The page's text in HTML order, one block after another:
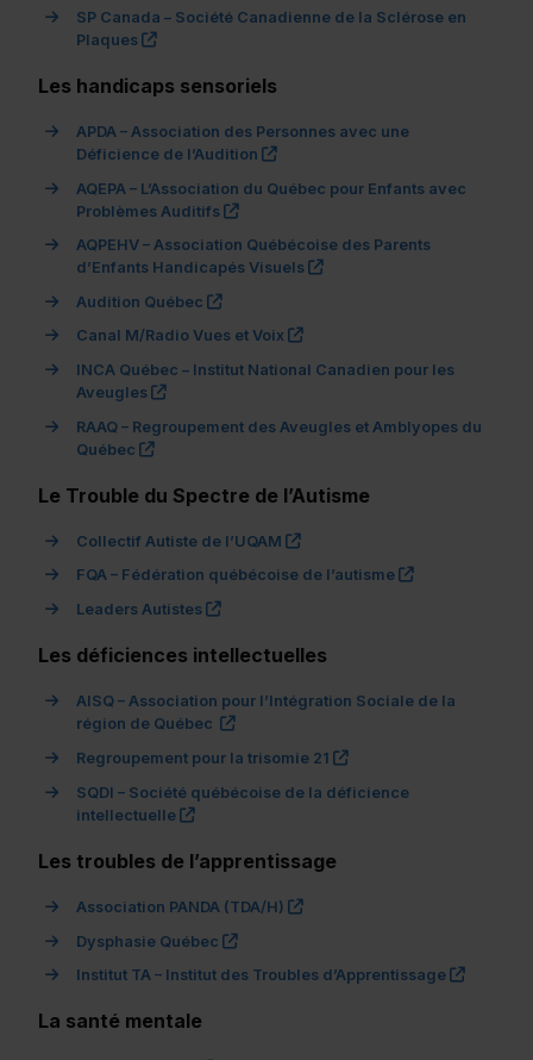
SP Canada – Société Canadienne de la Sclérose en
Plaques
(ce lien s’ouvrira dans une nouvelle fenêtre)"
Les handicaps sensoriels
APDA – Association des Personnes avec une
Déficience de l’Audition
(ce lien s’ouvrira dans une
AQEPA – L’Association du Québec pour Enfants avec
Problèmes Auditifs
(ce lien s’ouvrira dans une nouvelle
AQPEHV – Association Québécoise des Parents
d’Enfants Handicapés Visuels
(ce lien s’ouvrira dans
Audition Québec
(ce lien s’ouvrira dans une nouvelle
Canal M/Radio Vues et Voix
(ce lien s’ouvrira dans une
INCA Québec – Institut National Canadien pour les
Aveugles
(ce lien s’ouvrira dans une nouvelle fenêtre)"
RAAQ – Regroupement des Aveugles et Amblyopes du
Québec
(ce lien s’ouvrira dans une nouvelle fenêtre)"
Le Trouble du Spectre de l’Autisme
Collectif Autiste de l’UQAM
(ce lien s’ouvrira dans une
FQA – Fédération québécoise de l’autisme
(ce lien
Leaders Autistes
(ce lien s’ouvrira dans une nouvelle
Les déficiences intellectuelles
AISQ – Association pour l’Intégration Sociale de la
région de Québec
(ce lien s’ouvrira dans une nouvelle
Regroupement pour la trisomie 21
(ce lien s’ouvrira dans
SQDI – Société québécoise de la déficience
intellectuelle
(ce lien s’ouvrira dans une nouvelle
Les troubles de l’apprentissage
Association PANDA (TDA/H)
(ce lien s’ouvrira dans une
Dysphasie Québec
(ce lien s’ouvrira dans une nouvelle
Institut TA – Institut des Troubles d’Apprentissage
(ce lien
La santé mentale